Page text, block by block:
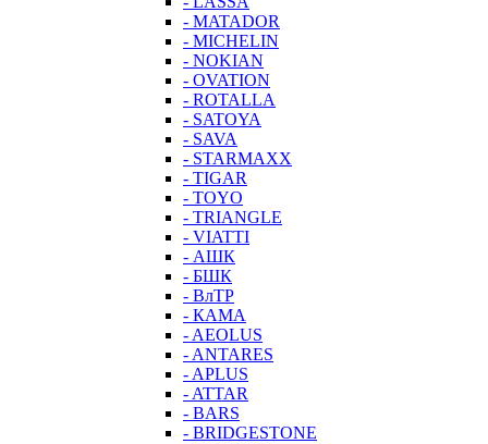
- MATADOR
- MICHELIN
- NOKIAN
- OVATION
- ROTALLA
- SATOYA
- SAVA
- STARMAXX
- TIGAR
- TOYO
- TRIANGLE
- VIATTI
- АШК
- БШК
- ВлТР
- КАМА
- AEOLUS
- ANTARES
- APLUS
- ATTAR
- BARS
- BRIDGESTONE